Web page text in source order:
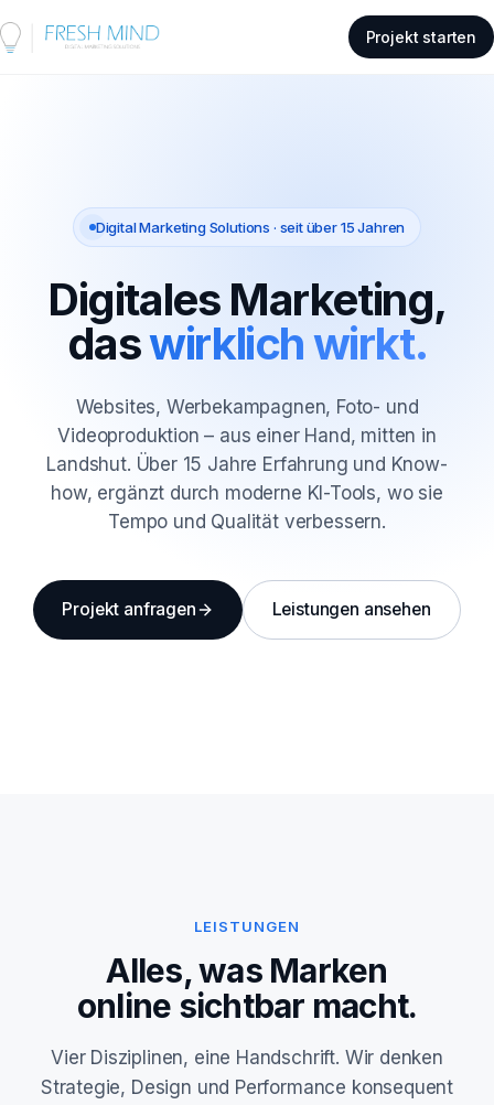
Projekt starten
Digital Marketing Solutions · seit über 15 Jahren
Digitales Marketing,
daswirklich wirkt.
Websites, Werbekampagnen, Foto- und
Videoproduktion – aus einer Hand, mitten in
Landshut. Über 15 Jahre Erfahrung und Know-
how, ergänzt durch moderne KI-Tools, wo sie
Tempo und Qualität verbessern.
Projekt anfragen Leistungen ansehen
LEISTUNGEN
Alles, was Marken
online sichtbar macht.
Vier Disziplinen, eine Handschrift. Wir denken
Strategie, Design und Performance konsequent